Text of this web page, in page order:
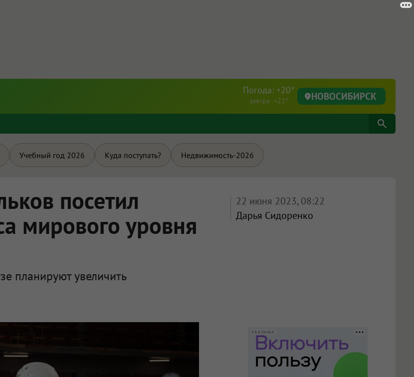
Погода: +20°
завтра +22° НОВОСИБИРСК
Учебный год 2026 Куда поступать? Недвижимость-2026
посетил
мирового уровня
планируют увеличить
22 июня 2023, 08:22
Дарья Сидоренко
РЕКЛАМА